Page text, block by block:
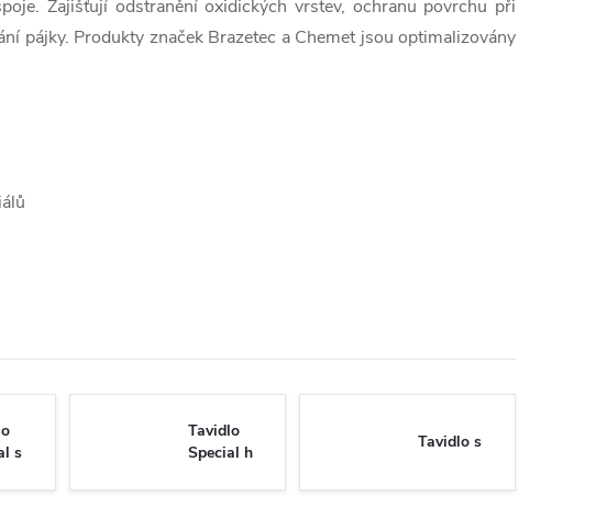
Zajišťují odstranění oxidických vrstev, ochranu povrchu při
pájky. Produkty značek Brazetec a Chemetjsou optimalizovány
s
Tavidlo
Special h
Tavidlo s